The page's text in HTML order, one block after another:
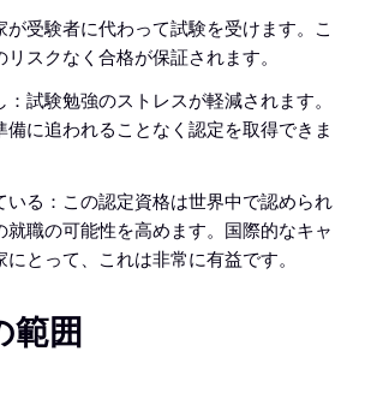
が受験者に代わって試験を受けます。こ
スクなく合格が保証されます。
試験勉強のストレスが軽減されます。
備に追われることなく認定を取得できま
いる：この認定資格は世界中で認められ
就職の可能性を高めます。国際的なキャ
とって、これは非常に有益です。
範囲